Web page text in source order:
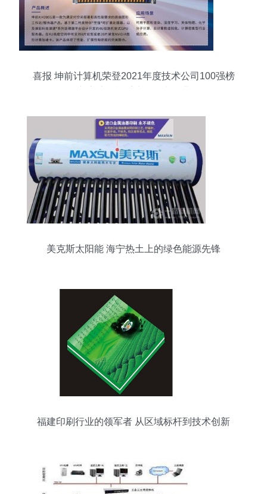
喜报 坤前计算机荣登2021年度技术公司100强榜
美克斯太阳能 海宁热土上的绿色能源先锋
福建印刷行业的领军者 从区域标杆到技术创新